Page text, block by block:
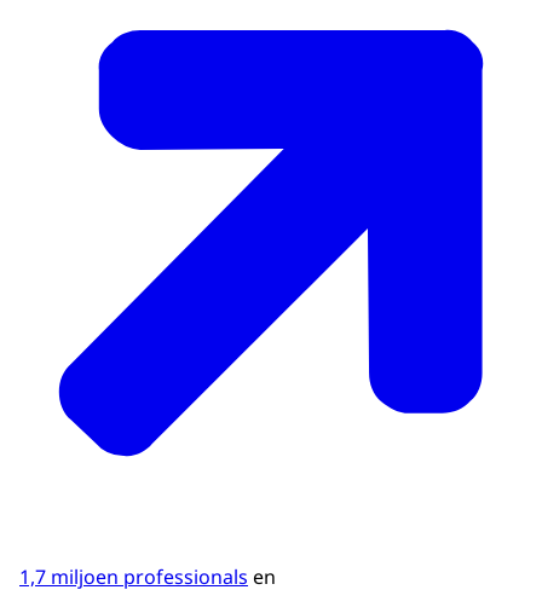
1,7 miljoen professionals en